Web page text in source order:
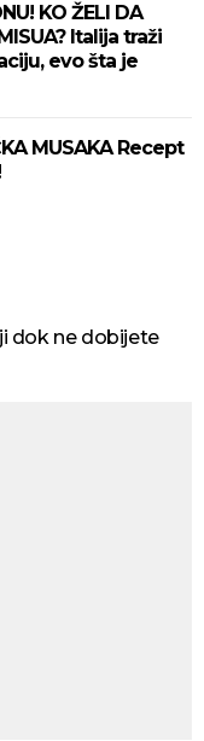
KO ŽELI DA
Italija traži
evo šta je
MUSAKA Recept
dok ne dobijete